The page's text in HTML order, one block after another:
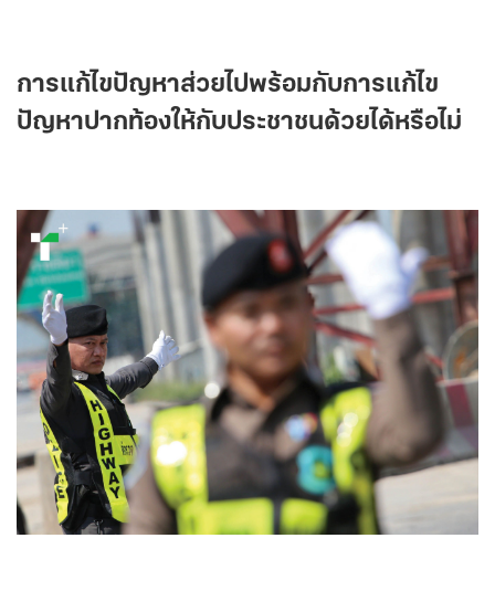
การแก้ไขปัญหาส่วยไปพร้อมกับการแก้ไข
ปัญหาปากท้องให้กับประชาชนด้วยได้หรือไม่